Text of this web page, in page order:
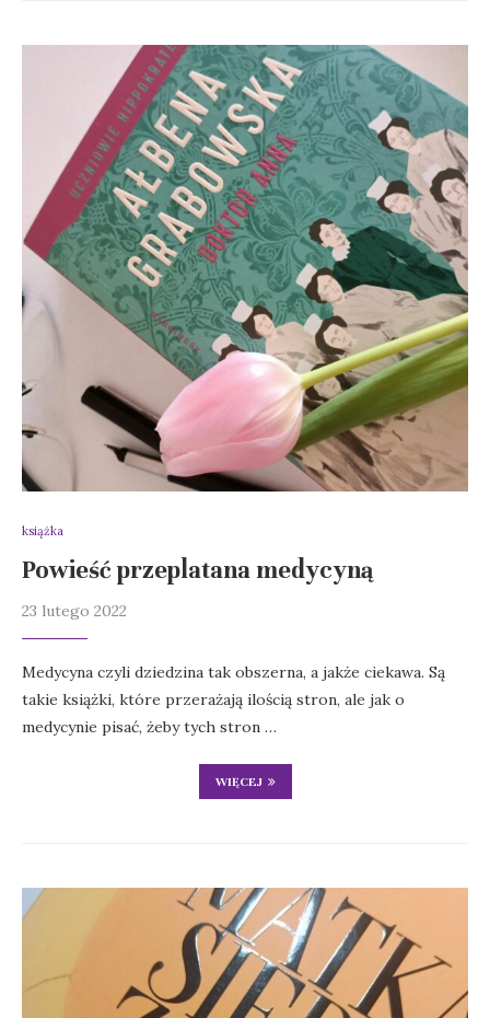
książka
Powieść przeplatana medycyną
23 lutego 2022
Medycyna czyli dziedzina tak obszerna, a jakże ciekawa. Są
takie książki, które przerażają ilością stron, ale jak o
medycynie pisać, żeby tych stron …
WIĘCEJ